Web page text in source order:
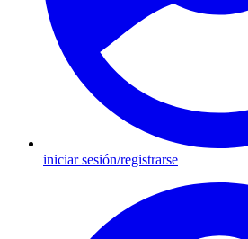
iniciar sesión/registrarse